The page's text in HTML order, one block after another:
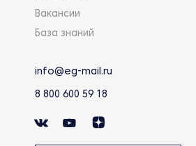
Вакансии
База знаний
info@eg-mail.ru
8 800 600 59 18